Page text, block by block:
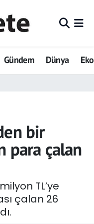
Gündem Dünya
bir
para çalan
TL’ye
çalan 26